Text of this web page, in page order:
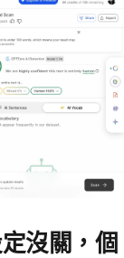
沒關，個